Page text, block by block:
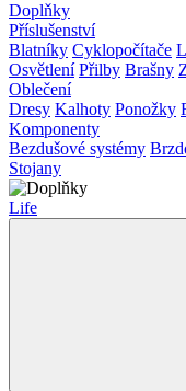
Doplňky
Příslušenství
Blatníky Cyklopočítače
Osvětlení Přilby Brašny
Oblečení
Dresy Kalhoty Ponožky
Komponenty
Bezdušové systémy
Stojany
Life